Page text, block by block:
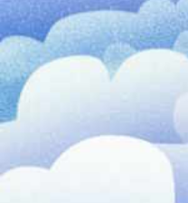
コメント ホーム
Last modified: 2026/08/09